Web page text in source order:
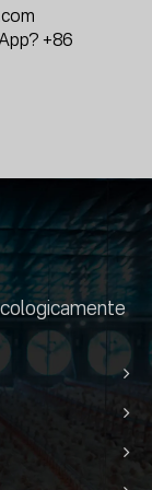
+86